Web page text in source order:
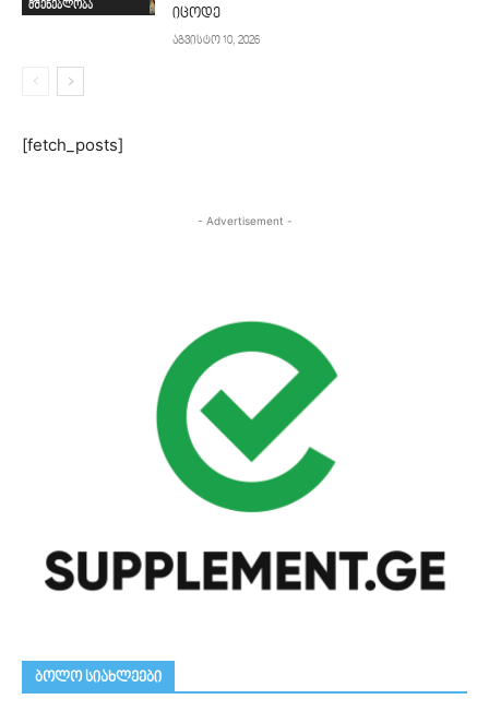
მშენებლობა
იცოდე
აგვისტო 10, 2026
[fetch_posts]
- Advertisement -
ᲑᲝᲚᲝ ᲡᲘᲐᲮᲚᲔᲔᲑᲘ